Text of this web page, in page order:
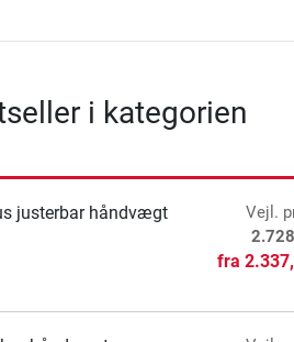
i kategorien
justerbar håndvægt
Vejl.
fra2.337,